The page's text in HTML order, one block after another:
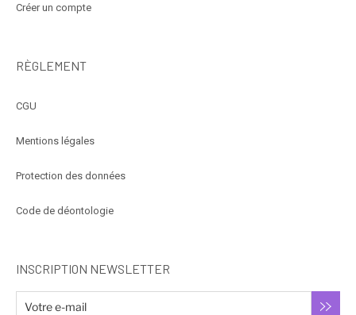
Créer un compte
RÈGLEMENT
CGU
Mentions légales
Protection des données
Code de déontologie
INSCRIPTION NEWSLETTER